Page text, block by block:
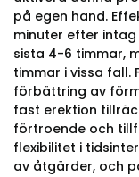
på egen hand.
minuter efter
sista 4-6 timmar,
timmar i vissa fall.
förbättring av
fast erektion
förtroende och
flexibilitet i
av åtgärder, och